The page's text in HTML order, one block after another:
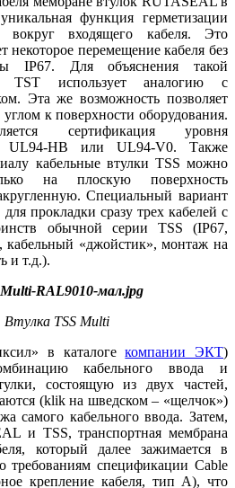
функция герметизации
вокруг входящего кабеля. Это
некоторое перемещение кабеля без
IP67. Для объяснения такой
TST использует аналогию с
Эта же возможность позволяет
углом к поверхности оборудования.
сертификация уровня
UL94-HB или UL94-V0. Также
кабельные втулки TSS можно
на плоскую поверхность
Специальный вариант
прокладки сразу трех кабелей с
обычной серии TSS (IP67,
кабельный «джойстик», монтаж на
и т.д.).
Втулка TSS Multi
в каталогекомпании ЭКТ)
кабельного ввода и
состоящую из двух частей,
(klik на шведском – «щелчок»)
самого кабельного ввода. Затем,
и TSS, транспортная мембрана
который далее зажимается в
требованиям спецификации Cable
крепление кабеля, тип А), что